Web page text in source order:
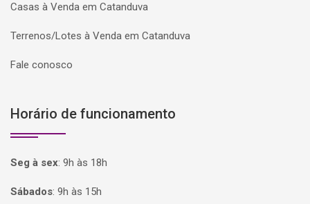
Casas à Venda em Catanduva
Terrenos/Lotes à Venda em Catanduva
Fale conosco
Horário de funcionamento
Seg à sex: 9h às 18h
Sábados: 9h às 15h